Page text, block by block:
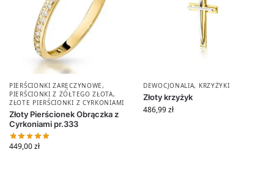
PIERŚCIONKI ZARĘCZYNOWE,
PIERŚCIONKI Z ŻÓŁTEGO ZŁOTA,
ZŁOTE PIERŚCIONKI Z CYRKONIAMI
Złoty Pierścionek Obrączka z
Cyrkoniami pr.333
449,00zł
DEWOCJONALIA, KRZYŻYKI
Złoty krzyżyk
486,99zł